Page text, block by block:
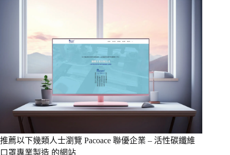
推薦以下幾類人士瀏覽 Pacoace 聯優企業 – 活性碳纖維
口罩專業製造 的網站